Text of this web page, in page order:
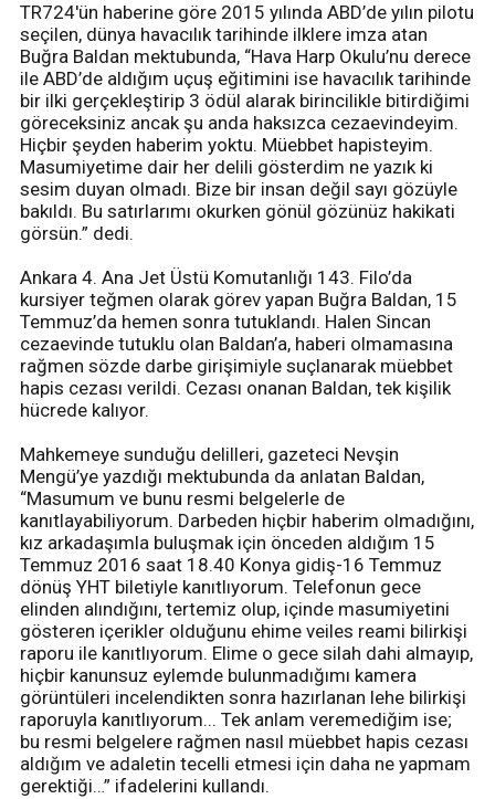
TR724'ün haberine göre 2015 yılında ABD’de yılın pilotu
seçilen, dünya havacılık tarihinde ilklere imza atan
Buğra Baldan mektubunda, “Hava Harp Okulu’nu derece
ile ABD’de aldığım uçuş eğitimini ise havacılık tarihinde
bir ilki gerçekleştirip 3 ödül alarak birincilikle bitirdiğimi
göreceksiniz ancak şu anda haksızca cezaevindeyim.
Hiçbir şeyden haberim yoktu. Müebbet hapisteyim.
Masumiyetime dair her delili gösterdim ne yazık ki
sesim duyan olmadı. Bize bir insan değil sayı gözüyle
bakıldı. Bu satırlarımı okurken gönül gözünüz hakikati
görsün.” dedi.
Ankara 4. Ana Jet Üstü Komutanlığı 143. Filo’da
kursiyer teğmen olarak görev yapan Buğra Baldan, 15
Temmuz’da hemen sonra tutuklandı. Halen Sincan
cezaevinde tutuklu olan Baldan’a, haberi olmamasına
rağmen sözde darbe girişimiyle suçlanarak müebbet
hapis cezası verildi. Cezası onanan Baldan, tek kişilik
hücrede kalıyor.
Mahkemeye sunduğu delilleri, gazeteci Nevşin
Mengü’ye yazdığı mektubunda da anlatan Baldan,
“Masumum ve bunu resmi belgelerle de
kanıtlayabiliyorum. Darbeden hiçbir haberim olmadığını,
kız arkadaşımla buluşmak için önceden aldığım 15
Temmuz 2016 saat 18.40 Konya gidiş-16 Temmuz
dönüş YHT biletiyle kanıtlıyorum. Telefonun gece
elinden alındığını, tertemiz olup, içinde masumiyetini
gösteren içerikler olduğunu ehime veiles reami bilirkişi
raporu ile kanıtlıyorum. Elime o gece silah dahi almayıp,
hiçbir kanunsuz eylemde bulunmadığımı kamera
görüntüleri incelendikten sonra hazırlanan lehe bilirkişi
raporuyla kanıtlıyorum... Tek anlam veremediğim ise;
bu resmi belgelere rağmen nasıl müebbet hapis cezası
aldığım ve adaletin tecelli etmesi için daha ne yapmam
gerektiği…” ifadelerini kullandı.